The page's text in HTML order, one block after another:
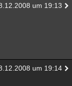
um 19:13
um 19:14